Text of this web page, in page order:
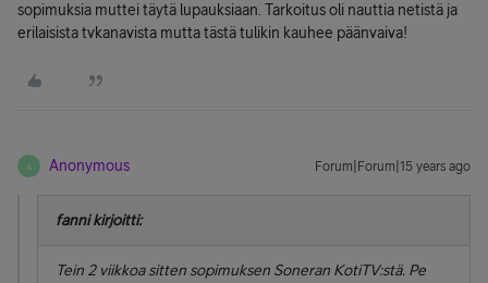
sopimuksia muttei täytä lupauksiaan. Tarkoitus oli nauttia netistä ja
erilaisista tvkanavista mutta tästä tulikin kauhee päänvaiva!
A Anonymous Forum|Forum|15 years ago
fanni kirjoitti:
Tein 2 viikkoa sitten sopimuksen Soneran KotiTV:stä. Pe